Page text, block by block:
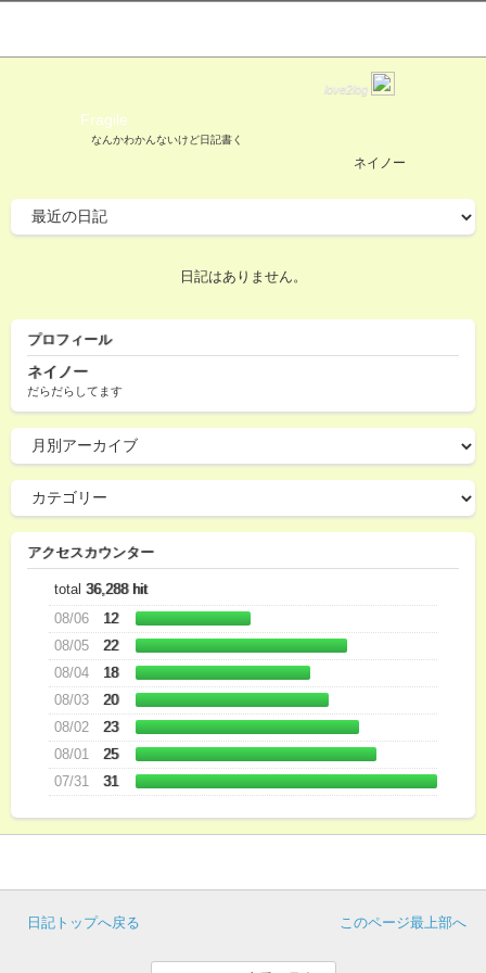
love2log
Fragile
なんかわかんないけど日記書く
ネイノー
日記はありません。
プロフィール
ネイノー
だらだらしてます
アクセスカウンター
total 36,288 hit
08/06
12
08/05
22
08/04
18
08/03
20
08/02
23
08/01
25
07/31
31
このページ最上部へ
日記トップへ戻る